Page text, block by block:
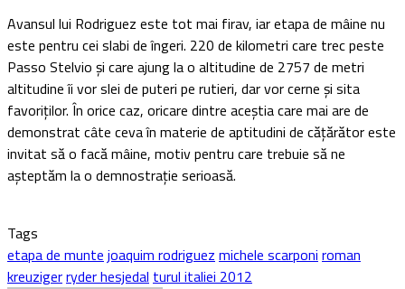
Avansul lui Rodriguez este tot mai firav, iar etapa de mâine nu
este pentru cei slabi de îngeri. 220 de kilometri care trec peste
Passo Stelvio și care ajung la o altitudine de 2757 de metri
altitudine îi vor slei de puteri pe rutieri, dar vor cerne și sita
favoriților. În orice caz, oricare dintre aceștia care mai are de
demonstrat câte ceva în materie de aptitudini de cățărător este
invitat să o facă mâine, motiv pentru care trebuie să ne
așteptăm la o demnostrație serioasă.
Tags
etapa de munte joaquim rodriguez michele scarponi roman
kreuzigerryder hesjedal turul italiei 2012